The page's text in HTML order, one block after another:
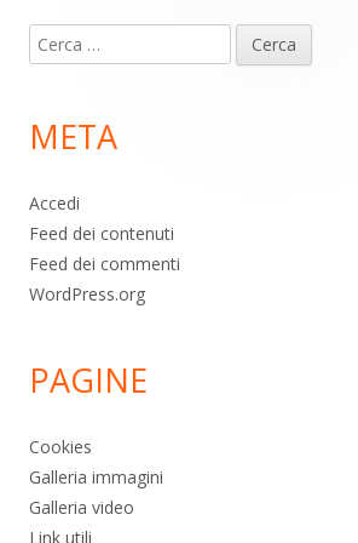
piè
pagina
Ricerca
per:
META
Accedi
Feed dei contenuti
Feed dei commenti
WordPress.org
PAGINE
Cookies
Galleria immagini
Galleria video
Link utili